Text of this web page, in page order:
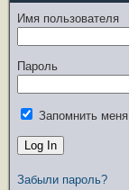
Имя пользователя
Пароль
Запомнить меня
Забыли пароль?